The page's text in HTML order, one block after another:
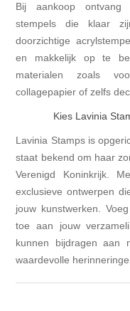
Bij aankoop ontvang
stempels die klaar
doorzichtige
en makkelijk op te
materialen zoals
collagepapier of zelfs
Kies Lavinia
Lavinia Stamps is
staat bekend om haar
Verenigd Koninkrijk.
exclusieve ontwerpen
jouw kunstwerken.
toe aan jouw
kunnen bijdragen aan
waardevolle